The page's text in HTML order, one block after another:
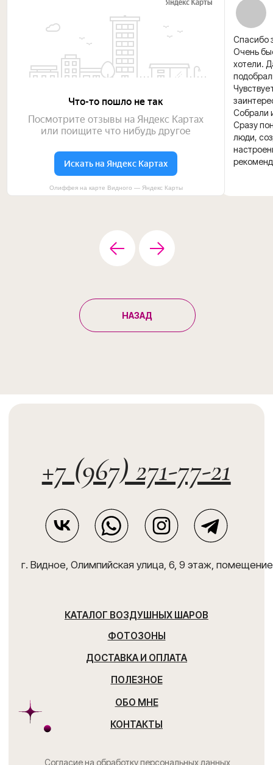
Спасибо
Очень
хотели.
Собрали
Сразу
люди,
Олиффея на карте Видного — Яндекс Карты
НАЗАД